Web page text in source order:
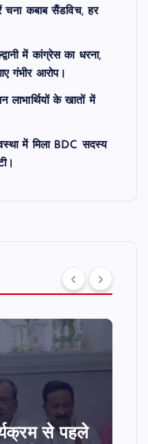
कबाब सैंडविच, हर
में कांग्रेस का धरना,
गंभीर आरोप।
के खातों में
में मिला BDC सदस्य
से पहले